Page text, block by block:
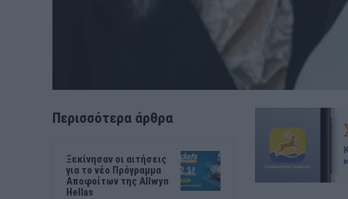
Περισσότερα άρθρα
Ξεκίνησαν οι αιτήσεις
για το νέο Πρόγραμμα
Αποφοίτων της Allwyn
Hellas